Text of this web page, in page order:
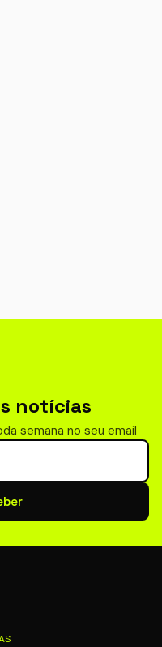
notícias
semana no seu email